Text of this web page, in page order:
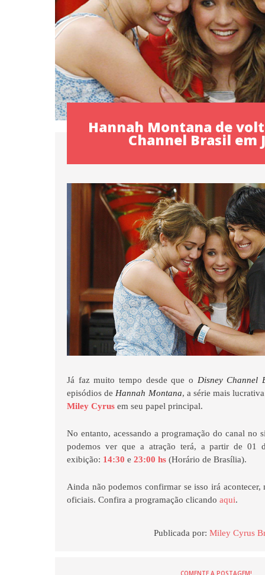
Hannah Montana de
Channel Brasil em
Já faz muito tempo desde que o Disney Channel
episódios de Hannah Montana, a série mais
Miley Cyrus em seu papel principal.
No entanto, acessando a programação do canal no
podemos ver que a atração terá, a partir de 01
exibição: 14:30 e23:00 hs (Horário de Brasília).
Ainda não podemos confirmar se isso irá acontecer,
oficiais. Confira a programação clicandoaqui.
Publicada por:Miley Cyrus
COMENTE A POSTAGEM!